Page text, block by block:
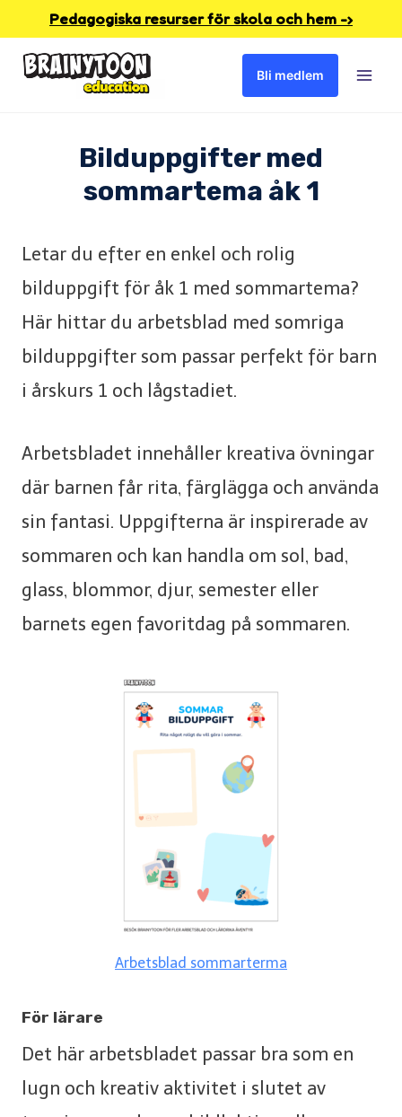
content
Pedagogiska resurser för skola och hem -›
Bli medlem
Bilduppgifter med
sommartema åk 1
Letar du efter en enkel och rolig
bilduppgift för åk 1 med sommartema?
Här hittar du arbetsblad med somriga
bilduppgifter som passar perfekt för barn
i årskurs 1 och lågstadiet.
Arbetsbladet innehåller kreativa övningar
där barnen får rita, färglägga och använda
sin fantasi. Uppgifterna är inspirerade av
sommaren och kan handla om sol, bad,
glass, blommor, djur, semester eller
barnets egen favoritdag på sommaren.
Arbetsblad sommarterma
För lärare
Det här arbetsbladet passar bra som en
lugn och kreativ aktivitet i slutet av